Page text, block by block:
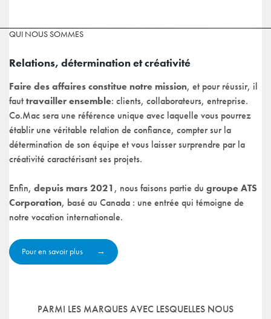
QUI NOUS SOMMES
Relations, détermination et créativité
Faire des affaires constitue notre mission, et pour réussir, il
fauttravailler ensemble: clients, collaborateurs, entreprise.
Co.Mac sera une référence unique avec laquelle vous pourrez
établir une véritable relation de confiance, compter sur la
détermination de son équipe et vous laisser surprendre par la
créativité caractérisant ses projets.
Enfin, depuis mars 2021, nous faisons partie du groupe ATS
Corporation, basé au Canada : une entrée qui témoigne de
notre vocation internationale.
Pour en savoir plus
PARMI LES MARQUES AVEC LESQUELLES NOUS